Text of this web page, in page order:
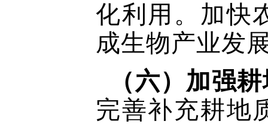
化利用。加快
成生物产业发
（六）加强
完善补充耕地